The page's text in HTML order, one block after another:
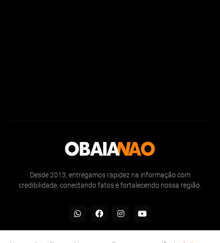
Desde 2013, entregamos rapidez na informação com
credibilidade, conectando fatos e fortalecendo nossa região.